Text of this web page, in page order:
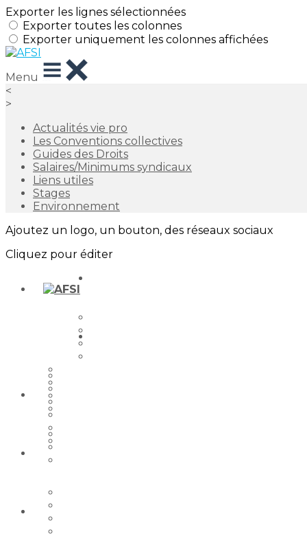
Exporter les lignes sélectionnées
Exporter toutes les colonnes
Exporter uniquement les colonnes affichées
Menu
<
>
Actualités vie pro
Les Conventions collectives
Guides des Droits
Salaires/Minimums syndicaux
Liens utiles
Stages
Environnement
Ajoutez un logo, un bouton, des réseaux sociaux
Cliquez pour éditer